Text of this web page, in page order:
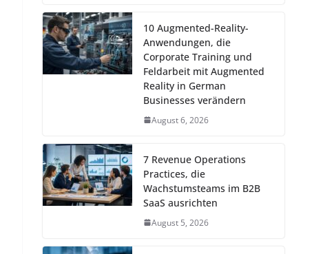
10 Augmented-Reality-
Anwendungen, die
Corporate Training und
Feldarbeit mit Augmented
Reality in German
Businesses verändern
August 6, 2026
7 Revenue Operations
Practices, die
Wachstumsteams im B2B
SaaS ausrichten
August 5, 2026